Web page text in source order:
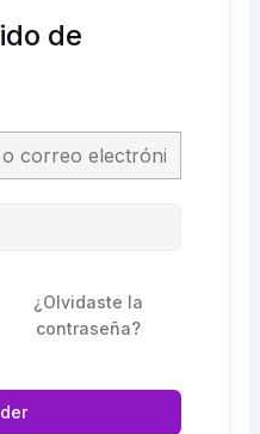
de
¿Olvidaste la
contraseña?